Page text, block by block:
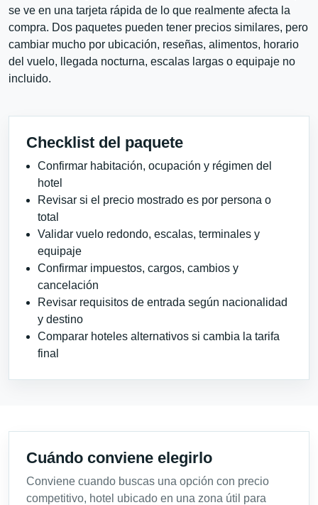
se ve en una tarjeta rápida de lo que realmente afecta la
compra. Dos paquetes pueden tener precios similares, pero
cambiar mucho por ubicación, reseñas, alimentos, horario
del vuelo, llegada nocturna, escalas largas o equipaje no
incluido.
Checklist del paquete
Confirmar habitación, ocupación y régimen del
hotel
Revisar si el precio mostrado es por persona o
total
Validar vuelo redondo, escalas, terminales y
equipaje
Confirmar impuestos, cargos, cambios y
cancelación
Revisar requisitos de entrada según nacionalidad
y destino
Comparar hoteles alternativos si cambia la tarifa
final
Cuándo conviene elegirlo
Conviene cuando buscas una opción con precio
competitivo, hotel ubicado en una zona útil para